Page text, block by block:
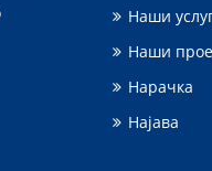
Наши
Наши
Нарачка
Најава